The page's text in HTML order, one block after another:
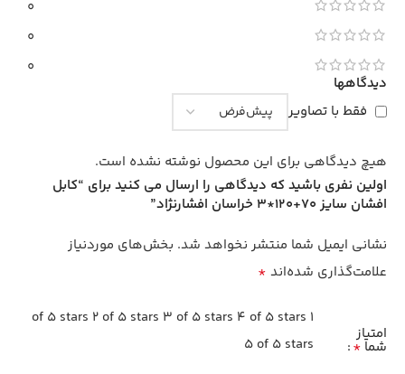
0
0
0
دیدگاهها
فقط با تصاویر
هیچ دیدگاهی برای این محصول نوشته نشده است.
اولین نفری باشید که دیدگاهی را ارسال می کنید برای “کابل
افشان سایز 70+120*3 خراسان افشارنژاد”
نشانی ایمیل شما منتشر نخواهد شد. بخش‌های موردنیاز
علامت‌گذاری شده‌اند *
امتیاز
شما*
1 of 5 stars
2 of 5 stars 3 of 5 stars 4 of 5 stars
5 of 5 stars